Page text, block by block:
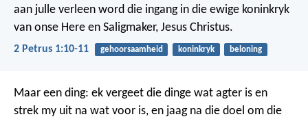
aan julle verleen word die ingang in die ewige koninkryk
van onse Here en Saligmaker, Jesus Christus.
2 Petrus 1:10-11 gehoorsaamheid koninkryk beloning
Maar een ding: ek vergeet die dinge wat agter is en
strek my uit na wat voor is, en jaag na die doel om die